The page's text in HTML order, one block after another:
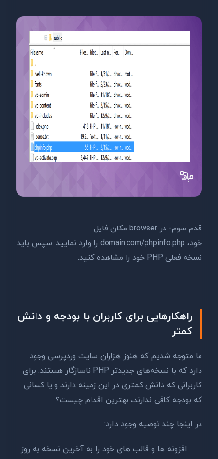
قدم سوم- در browser مکان فایل
خود، domain.com/phpinfo.php را وارد نمایید. سپس باید
نسخه فعلی PHP خود را مشاهده کنید.
راهکارهایی برای کاربران با بودجه و دانش
کمتر
ما متوجه شدیم که هنوز هزاران سایت وردپرسی وجود
دارد که با نسخه‌های جدیدتر PHP ناسازگار هستند. برای
کاربرانی که دانش کمتری در این زمینه دارند و یا کسانی
که بودجه کافی ندارند، بهترین اقدام چیست؟
در اینجا چند توصیه وجود دارد:
افزونه ها و قالب های خود را به آخرین نسخه به روز